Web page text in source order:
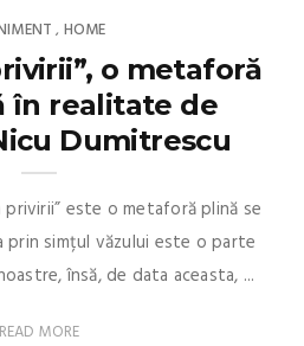
, HOME
o metaforă
în realitate de
Dumitrescu
privirii” este o metaforă plină se
prin simțul văzului este o parte
însă, de data aceasta, ...
READ MORE